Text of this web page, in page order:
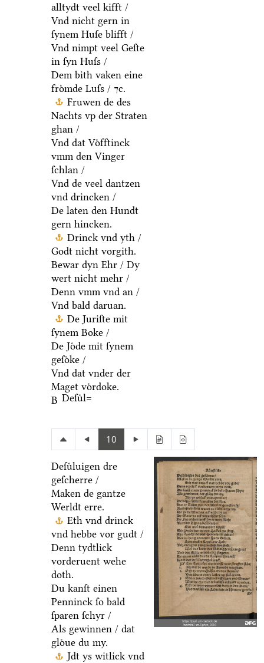
alltydt veel kifft /
Vnd nicht gern in
ſynem Huſe blifft /
Vnd nimpt veel Geſte
in ſyn Huſs /
Dem bith vaken eine
froͤmde Luſs / ⁊c.
Fruwen de des
Nachts vp der Straten
ghan /
Vnd dat Voͤfftinck
vmm den Vinger
ſchlan /
Vnd de veel dantzen
vnd drincken /
De laten den Hundt
gern hincken.
Drinck vnd yth /
Godt nicht vorgith.
Bewar dyn Ehr / Dy
wert nicht mehr /
Denn vmm vnd an /
Vnd bald daruan.
De Juriſte mit
ſynem Boke /
De Joͤde mit ſynem
geſoͤke /
Vnd dat vnder der
Maget voͤrdoke.
B Deſuͤl=
10
Deſuͤluigen dre
geſcherre /
Maken de gantze
Werldt erre.
Eth vnd drinck
vnd hebbe vor gudt /
Denn tydtlick
vorderuent wehe
doth.
Du kanſt einen
Penninck ſo bald
ſparen ſchyr /
Als gewinnen / dat
gloͤue du my.
Jdt ys witlick vnd